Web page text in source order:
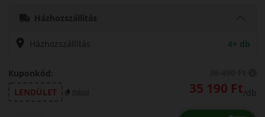
Házhozszállítás
Házhozszállítás 4+ db
Kuponkód:
LENDÜLET
másol 35 190 Ft/db